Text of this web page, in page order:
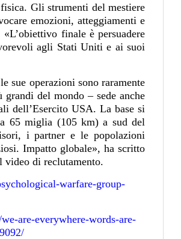
Gli strumenti del mestiere
emozioni, atteggiamenti e
finale è persuadere
agli Stati Uniti e ai suoi
sue operazioni sono raramente
del mondo – sede anche
dell’Esercito USA. La base si
65 miglia (105 km) a sud del
i partner e le popolazioni
Impatto globale», ha scritto
video di reclutamento.
warfare-group-
are-everywhere-words-are-